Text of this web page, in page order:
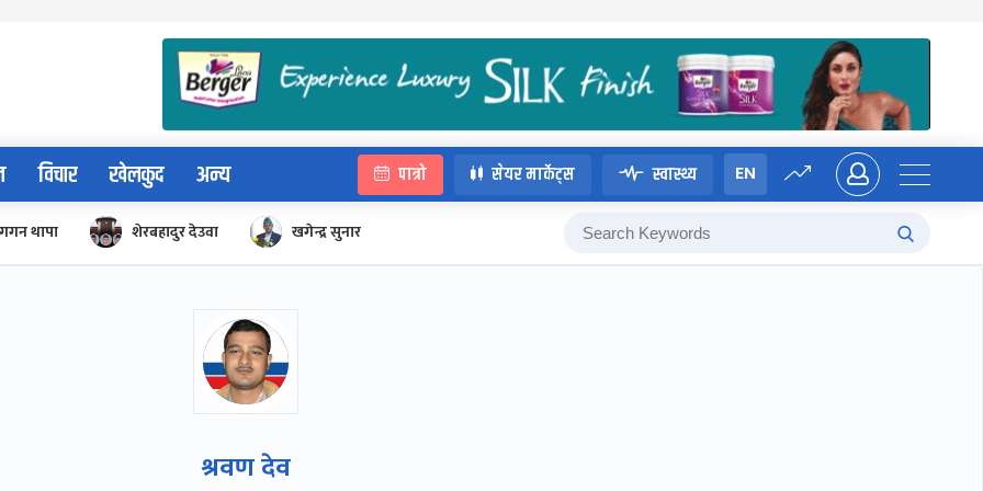
विचार खेलकुद अन्य पात्रो सेयर मार्केट्स स्वास्थ्य EN
गगन थापा शेरबहादुर देउवा खगेन्द्र सुनार
श्रवण देव